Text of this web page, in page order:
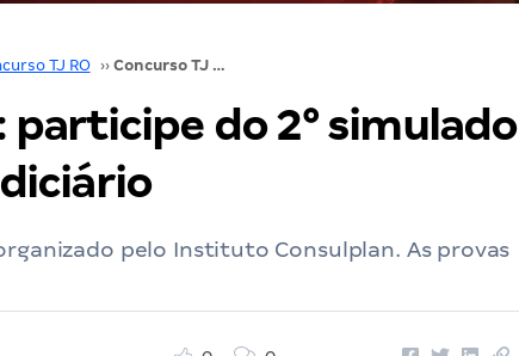
TJ RO ›› Concurso TJ RO: participe do 2° simulado para Técnico Judiciário
participe do 2° simulado
pelo Instituto Consulplan. As provas